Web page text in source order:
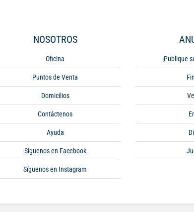
NOSOTROS
Oficina
Puntos de Venta
Domicilios
Contáctenos
Ayuda
Síguenos en Facebook
Síguenos en Instagram
¡Publique